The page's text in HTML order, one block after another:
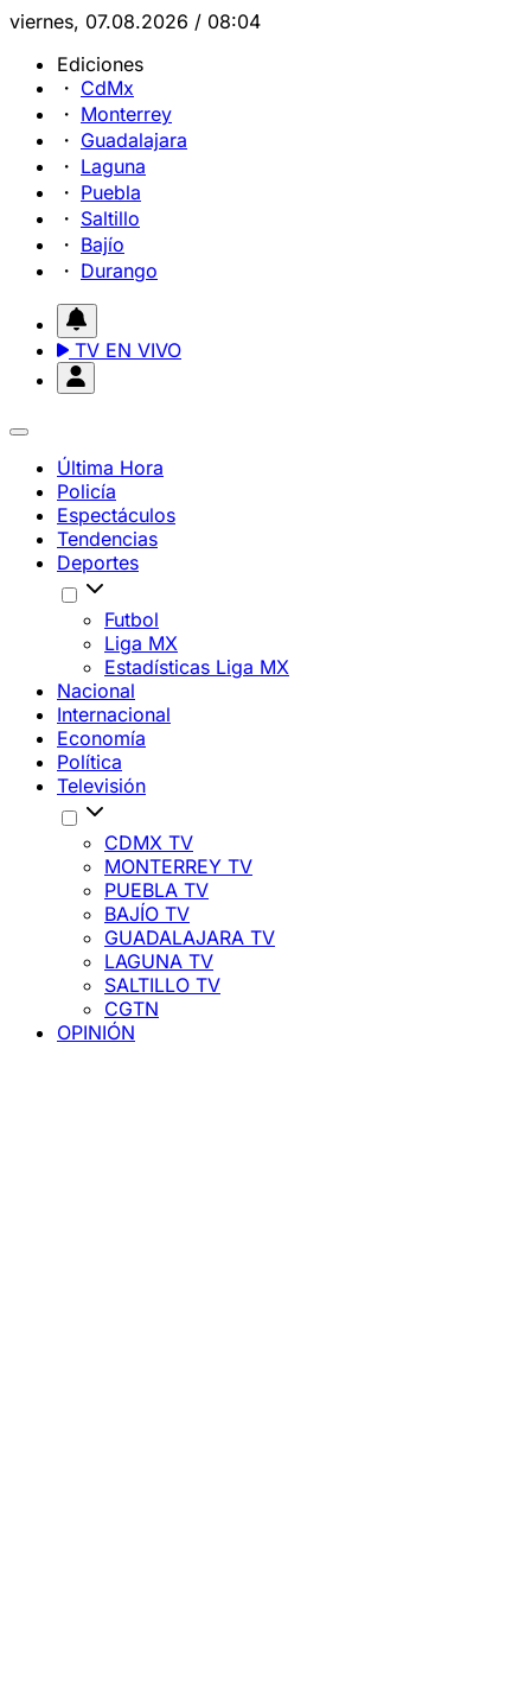
viernes, 07.08.2026 / 08:04
Ediciones
CdMx
Monterrey
Guadalajara
Laguna
Puebla
Saltillo
Bajío
Durango
TV EN VIVO
Última Hora
Policía
Espectáculos
Tendencias
Deportes
Futbol
Liga MX
Estadísticas Liga MX
Nacional
Internacional
Economía
Política
Televisión
CDMX TV
MONTERREY TV
PUEBLA TV
BAJÍO TV
GUADALAJARA TV
LAGUNA TV
SALTILLO TV
CGTN
OPINIÓN